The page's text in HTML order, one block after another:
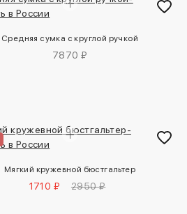
Средняя сумка с круглой ручкой
7870 ₽
Мягкий кружевной бюстгальтер
1710 ₽ 2950 ₽